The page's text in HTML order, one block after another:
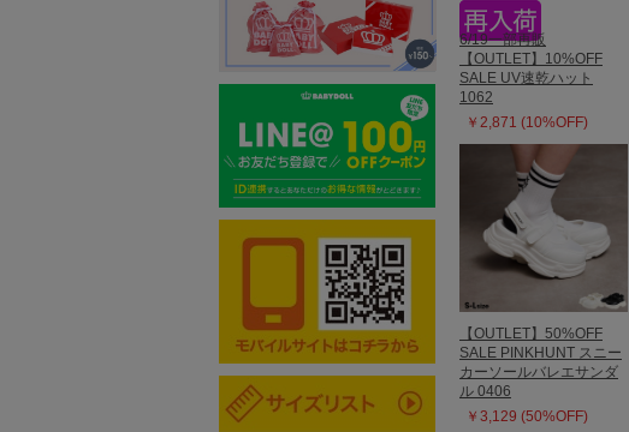
6/19一部再販
【OUTLET】10%OFF
SALE UV速乾ハット
1062
￥2,871 (10%OFF)
【OUTLET】50%OFF
SALE PINKHUNT スニー
カーソールバレエサンダ
ル 0406
￥3,129 (50%OFF)